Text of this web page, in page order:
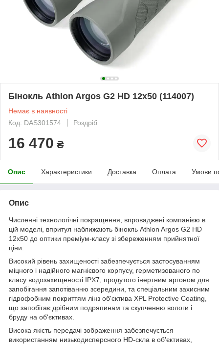
Бінокль Athlon Argos G2 HD 12x50 (114007)
Немає в наявності
Код: DAS301574
Роздріб
16 470 ₴
Опис Характеристики Доставка Оплата Умови
Опис
Численні технологічні покращення, впроваджені компанією в
цій моделі, впритул наближають бінокль Athlon Argos G2 HD
12x50 до оптики преміум-класу зі збереженням прийнятної
ціни.
Високий рівень захищеності забезпечується застосуванням
міцного і надійного магнієвого корпусу, герметизованого по
класу водозахищеності IPX7, продутого інертним аргоном для
запобігання запотіванню зсередини, та спеціальним захисним
гідрофобним покриттям лінз об'єктива XPL Protective Coating,
що запобігає дрібним подряпинам та скупченню вологи і
бруду на об'єктивах.
Висока якість передачі зображення забезпечується
використанням низькодисперсного HD-скла в об'єктивах,